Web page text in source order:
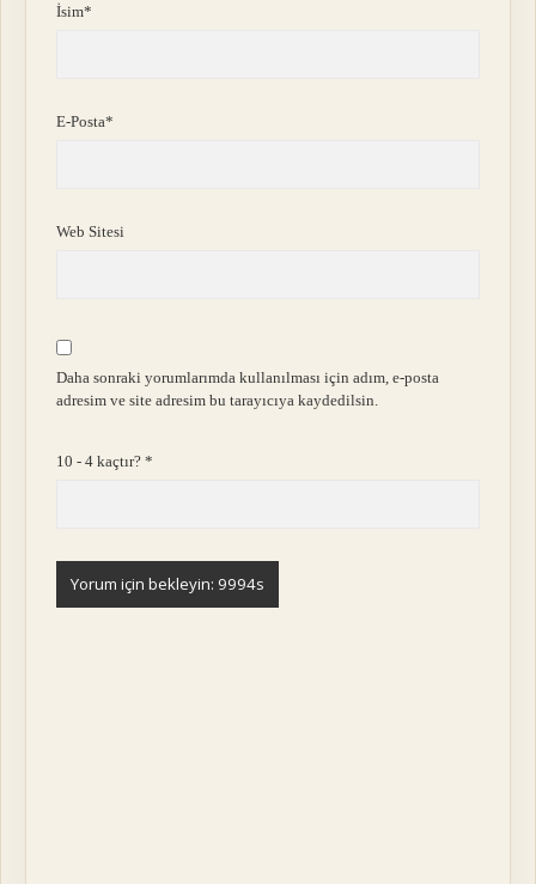
İsim*
E-Posta*
Web Sitesi
Daha sonraki yorumlarımda kullanılması için adım, e-posta
adresim ve site adresim bu tarayıcıya kaydedilsin.
10 - 4 kaçtır?*